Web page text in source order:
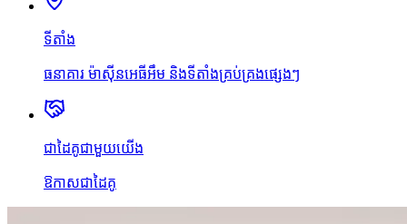
ទីតាំង
ធនាគារ ម៉ាស៊ីនអេធីអឹម និងទីតាំងគ្រប់គ្រងផ្សេងៗ
ជាដៃគូជាមួយយើង
ឱកាសជាដៃគូ